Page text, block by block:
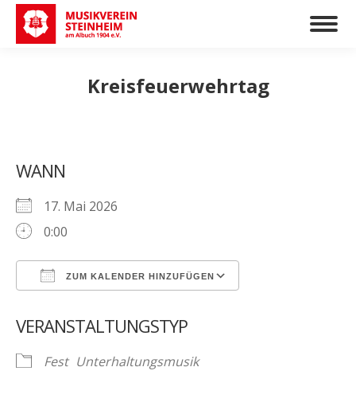
Kreisfeuerwehrtag
WANN
17. Mai 2026
0:00
ZUM KALENDER HINZUFÜGEN
VERANSTALTUNGSTYP
Fest Unterhaltungsmusik